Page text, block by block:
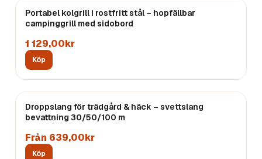
Portabel kolgrill i rostfritt stål – hopfällbar
campinggrill med sidobord
1 129,00kr
Köp
Droppslang för trädgård & häck – svettslang
bevattning 30/50/100 m
Från 639,00kr
Köp